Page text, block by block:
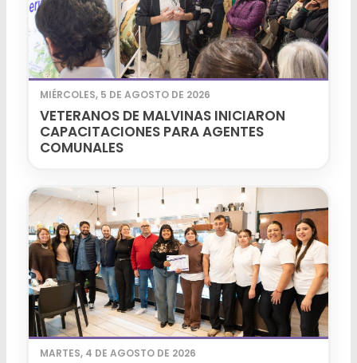
MIÉRCOLES, 5 DE AGOSTO DE 2026
VETERANOS DE MALVINAS INICIARON
CAPACITACIONES PARA AGENTES
COMUNALES
MARTES, 4 DE AGOSTO DE 2026